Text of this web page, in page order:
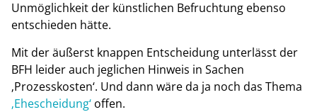
Unmöglichkeit der künstlichen Befruchtung ebenso
entschieden hätte.
Mit der äußerst knappen Entscheidung unterlässt der
BFH leider auch jeglichen Hinweis in Sachen
‚Prozesskosten‘. Und dann wäre da ja noch das Thema
‚Ehescheidung‘ offen.